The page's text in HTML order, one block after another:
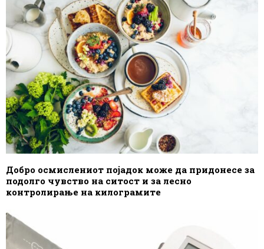
Добро осмислениот појадок може да придонесе за
подолго чувство на ситост и за лесно
контролирање на килограмите